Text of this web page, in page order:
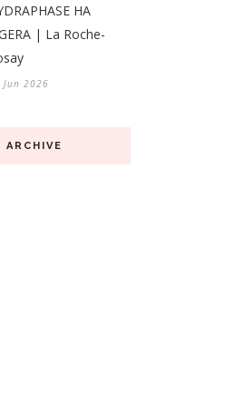
HA
| La Roche-
Jun 2026
ARCHIVE